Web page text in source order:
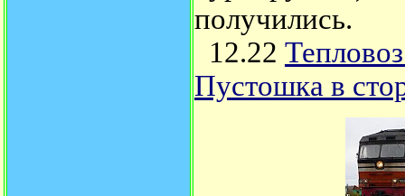
получились.
12.22
Пустошка в